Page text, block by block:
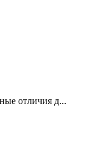
отличия д...